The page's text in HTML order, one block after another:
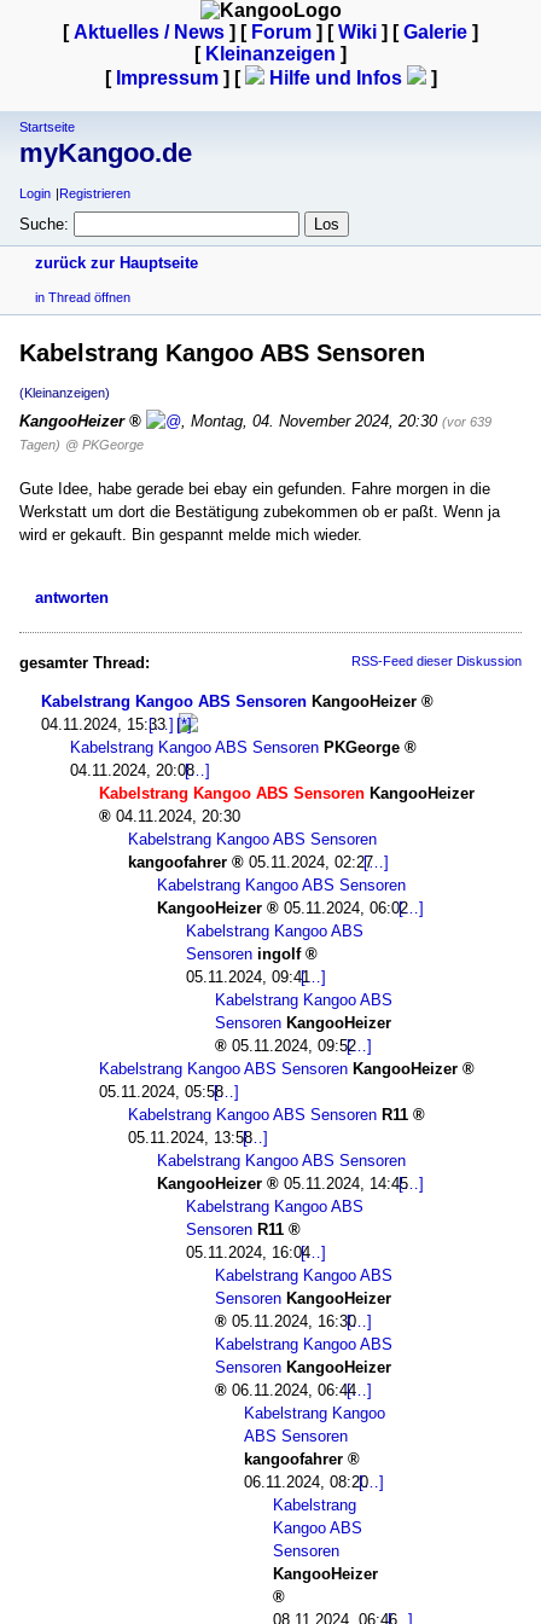
[Aktuelles / News ] [ Forum ] [Wiki ] [Galerie ]
[ Kleinanzeigen ]
[ Impressum] [ Hilfe und Infos ]
Startseite
myKangoo.de
Login Registrieren
Suche:
zurück zur Hauptseite
in Thread öffnen
Kabelstrang Kangoo ABS Sensoren
(Kleinanzeigen)
KangooHeizer Montag, 04. November 2024, 20:30 (vor 639
Tagen) @ PKGeorge
Gute Idee, habe gerade bei ebay ein gefunden. Fahre morgen in die
Werkstatt um dort die Bestätigung zubekommen ob er paßt. Wenn ja
wird er gekauft. Bin gespannt melde mich wieder.
antworten
gesamter Thread: RSS-Feed dieser Diskussion
Kabelstrang Kangoo ABS Sensoren KangooHeizer
04.11.2024, 15:33
Kabelstrang Kangoo ABS Sensoren PKGeorge
04.11.2024, 20:08
Kabelstrang Kangoo ABS Sensoren KangooHeizer
04.11.2024, 20:30
Kabelstrang Kangoo ABS Sensoren
kangoofahrer
05.11.2024, 02:27
Kabelstrang Kangoo ABS Sensoren
KangooHeizer
05.11.2024, 06:02
Kabelstrang Kangoo ABS
Sensoren ingolf
05.11.2024, 09:41
Kabelstrang Kangoo ABS
Sensoren KangooHeizer
05.11.2024, 09:52
Kabelstrang Kangoo ABS Sensoren KangooHeizer
05.11.2024, 05:58
Kabelstrang Kangoo ABS Sensoren R11
05.11.2024, 13:58
Kabelstrang Kangoo ABS Sensoren
KangooHeizer
05.11.2024, 14:45
Kabelstrang Kangoo ABS
Sensoren R11
05.11.2024, 16:04
Kabelstrang Kangoo ABS
Sensoren KangooHeizer
05.11.2024, 16:30
Kabelstrang Kangoo ABS
Sensoren KangooHeizer
06.11.2024, 06:44
Kabelstrang Kangoo
ABS Sensoren
kangoofahrer
06.11.2024, 08:20
Kabelstrang
Kangoo ABS
Sensoren
KangooHeizer
08.11.2024, 06:46